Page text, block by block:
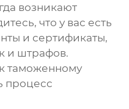
возникают
что у вас есть
и сертификаты,
и штрафов.
таможенному
процесс